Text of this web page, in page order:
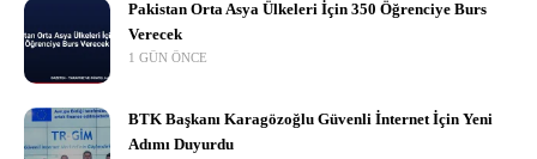
Pakistan Orta Asya Ülkeleri İçin 350 Öğrenciye Burs
Verecek
1 GÜN ÖNCE
BTK Başkanı Karagözoğlu Güvenli İnternet İçin Yeni
Adımı Duyurdu